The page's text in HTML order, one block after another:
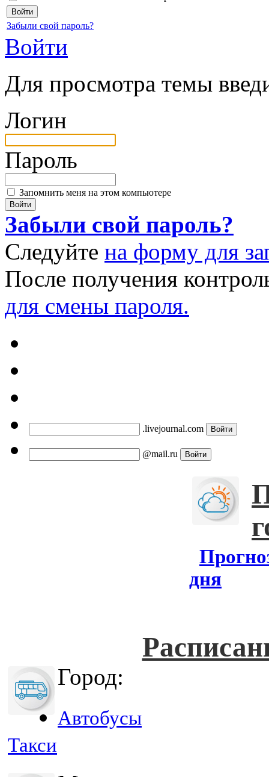
Забыли свой пароль?
Войти
Для просмотра темы
Логин
Пароль
Запомнить меня на этом компьютере
Забыли свой пароль?
Следуйте на форму для
После получения
для смены пароля.
.livejournal.com
@mail.ru
дня
Город:
Автобусы
Такси